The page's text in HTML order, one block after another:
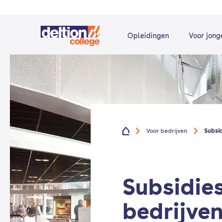
Opleidingen Voor
Voor bedrijven